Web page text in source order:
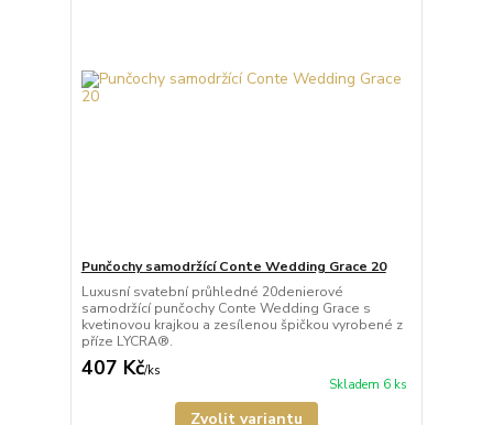
Punčochy samodržící Conte Wedding Grace 20
Luxusní svatební průhledné 20denierové
samodržící punčochy Conte Wedding Grace s
kvetinovou krajkou a zesílenou špičkou vyrobené z
příze LYCRA®.
407 Kč/ks
Skladem 6 ks
Zvolit variantu